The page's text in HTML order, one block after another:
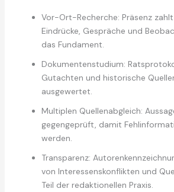
Vor-Ort-Recherche: Präsenz
Eindrücke, Gespräche und
das Fundament.
Dokumentenstudium:
Gutachten und historische
ausgewertet.
Multiplen Quellenabgleich:
gegengeprüft, damit
werden.
Transparenz:
von Interessenskonflikten und
Teil der redaktionellen Praxis.